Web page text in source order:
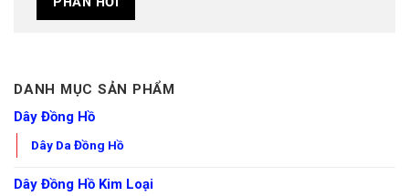
DANH MỤC SẢN PHẨM
Dây Đồng Hồ
Dây Da Đồng Hồ
Dây Đồng Hồ Kim Loại